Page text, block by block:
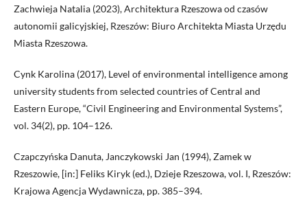
Zachwieja Natalia (2023), Architektura Rzeszowa od czasów
autonomii galicyjskiej, Rzeszów: Biuro Architekta Miasta Urzędu
Miasta Rzeszowa.
Cynk Karolina (2017), Level of environmental intelligence among
university students from selected countries of Central and
Eastern Europe, “Civil Engineering and Environmental Systems”,
vol. 34(2), pp. 104–126.
Czapczyńska Danuta, Janczykowski Jan (1994), Zamek w
Rzeszowie, [in:] Feliks Kiryk (ed.), Dzieje Rzeszowa, vol. I, Rzeszów:
Krajowa Agencja Wydawnicza, pp. 385–394.